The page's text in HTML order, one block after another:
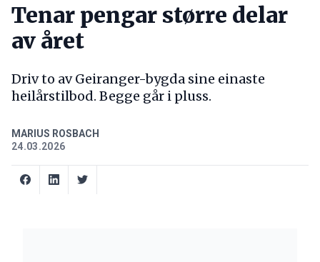
Tenar pengar større delar
av året
Driv to av Geiranger-bygda sine einaste
heilårstilbod. Begge går i pluss.
MARIUS ROSBACH
24.03.2026